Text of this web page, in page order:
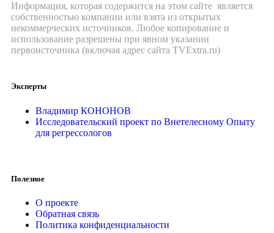
Информация, которая содержится на этом сайте является
собственностью компании или взята из открытых
некоммерческих источников. Любое копирование и
использование разрешены при явном указании
первоисточника (включая адрес сайта TVExtra.ru)
Эксперты
Владимир КОНОНОВ
Исследовательский проект по Внетелесному Опыту
для регрессологов
Полезное
О проекте
Обратная связь
Политика конфиденциальности